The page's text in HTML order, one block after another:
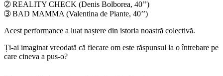
➁ REALITY CHECK (Denis Bolborea, 40’’)
➂ BAD MAMMA (Valentina de Piante, 40’’)
Acest performance a luat naștere din istoria noastră colectivă.
Ți-ai imaginat vreodată că fiecare om este răspunsul la o întrebare pe
care cineva a pus-o?